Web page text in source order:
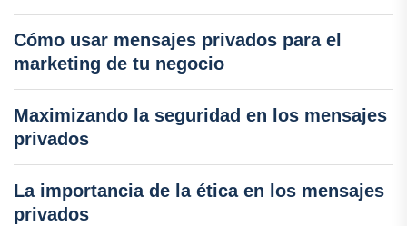
Cómo usar mensajes privados para el
marketing de tu negocio
Maximizando la seguridad en los mensajes
privados
La importancia de la ética en los mensajes
privados